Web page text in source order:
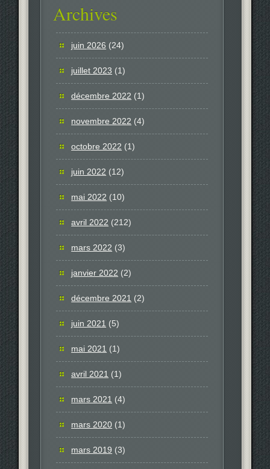
Archives
juin 2026 (24)
juillet 2023 (1)
décembre 2022 (1)
novembre 2022 (4)
octobre 2022 (1)
juin 2022 (12)
mai 2022 (10)
avril 2022 (212)
mars 2022 (3)
janvier 2022 (2)
décembre 2021 (2)
juin 2021 (5)
mai 2021 (1)
avril 2021 (1)
mars 2021 (4)
mars 2020 (1)
mars 2019 (3)